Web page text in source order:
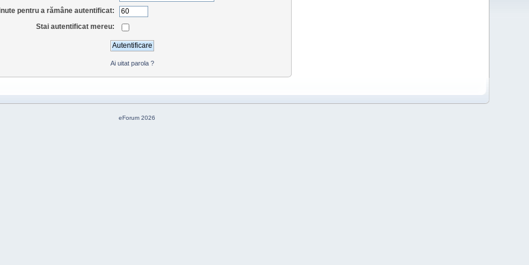
pentru a rămâne autentificat:
Stai autentificat mereu:
Ai uitat parola ?
eForum 2026